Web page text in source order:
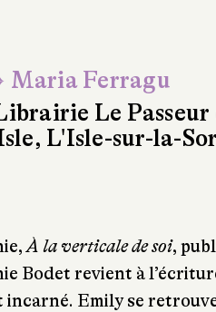
Maria Ferragu
Le Passeur
L'Isle-sur-la-
À la verticale de soi,
Bodet revient à
Emily se